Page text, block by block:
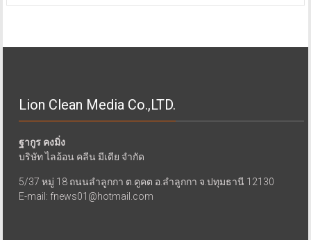
Lion Clean Media Co.,LTD.
ฐากูร คงมิ่ง
บริษัท ไลอ้อน คลีน มีเดีย จำกัด
5/37 หมู่ 18 ถนนลำลูกกา ต.คูคต อ.ลำลูกกา จ.ปทุมธานี 12130
E-mail: fnews01@hotmail.com